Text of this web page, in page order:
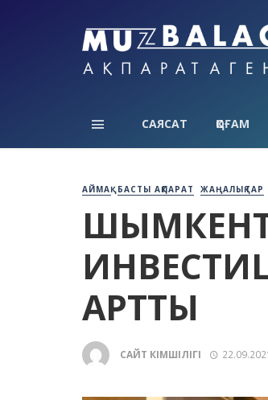
САЯСАТ ҚОҒАМ
АЙМАҚ БАСТЫ АҚПАРАТ ЖАҢАЛЫҚТАР
АРТТЫ
САЙТ ӘКІМШІЛІГІ